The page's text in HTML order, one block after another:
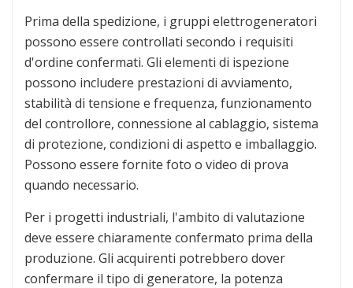
Prima della spedizione, i gruppi elettrogeneratori
possono essere controllati secondo i requisiti
d'ordine confermati. Gli elementi di ispezione
possono includere prestazioni di avviamento,
stabilità di tensione e frequenza, funzionamento
del controllore, connessione al cablaggio, sistema
di protezione, condizioni di aspetto e imballaggio.
Possono essere fornite foto o video di prova
quando necessario.
Per i progetti industriali, l'ambito di valutazione
deve essere chiaramente confermato prima della
produzione. Gli acquirenti potrebbero dover
confermare il tipo di generatore, la potenza